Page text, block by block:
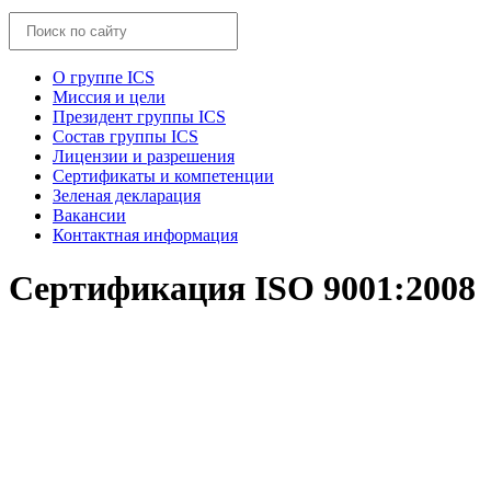
О группе ICS
Миссия и цели
Президент группы ICS
Состав группы ICS
Лицензии и разрешения
Сертификаты и компетенции
Зеленая декларация
Вакансии
Контактная информация
Сертификация ISO 9001:2008